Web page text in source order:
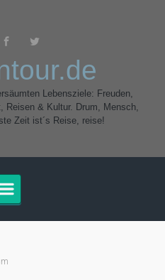
Lebensziele: Freuden,
Reisen & Kultur. Drum, Mensch,
Zeit ist´s Reise, reise!